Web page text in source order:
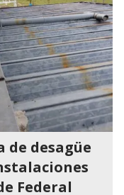
de desagüe
Federal